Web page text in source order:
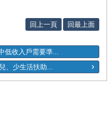
回上一頁 回最上面
低收入戶需要準...
、少生活扶助...